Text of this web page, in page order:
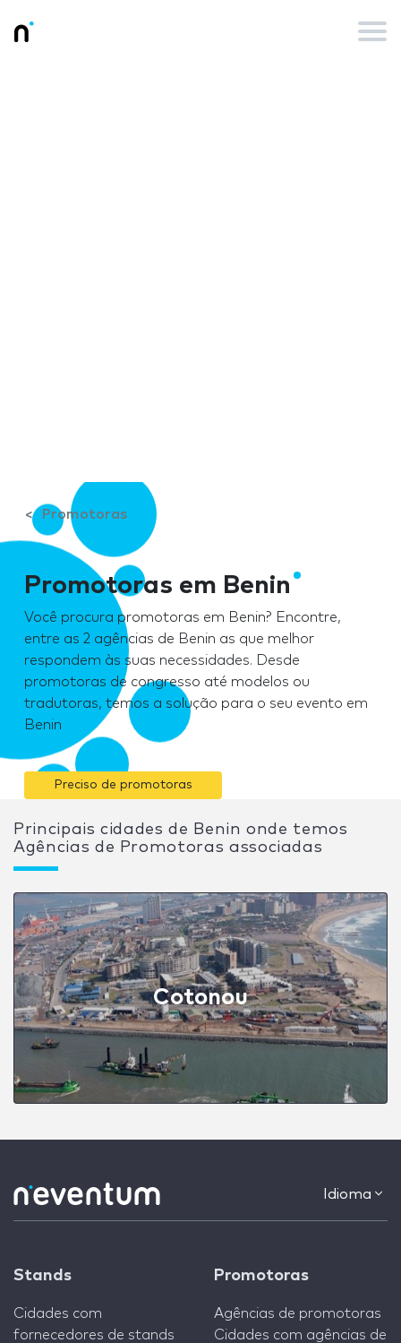
Promotoras
Promotoras em Benin
Você procura promotoras em Benin? Encontre,
entre as 2 agências de Benin as que melhor
respondem às suas necessidades. Desde
promotoras de congresso até modelos ou
tradutoras, temos a solução para o seu evento em
Benin
Preciso de promotoras
Principais cidades de Benin onde temos
Agências de Promotoras associadas
Cotonou
Idioma
Stands
Cidades com
fornecedores de stands
Promotoras
Agências de promotoras
Cidades com agências de